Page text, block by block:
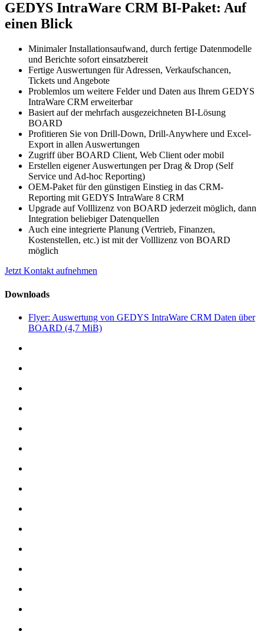
GEDYS IntraWare CRM BI-Paket: Auf
einen Blick
Minimaler Installationsaufwand, durch fertige Datenmodelle
und Berichte sofort einsatzbereit
Fertige Auswertungen für Adressen, Verkaufschancen,
Tickets und Angebote
Problemlos um weitere Felder und Daten aus Ihrem GEDYS
IntraWare CRM erweiterbar
Basiert auf der mehrfach ausgezeichneten BI-Lösung
BOARD
Profitieren Sie von Drill-Down, Drill-Anywhere und Excel-
Export in allen Auswertungen
Zugriff über BOARD Client, Web Client oder mobil
Erstellen eigener Auswertungen per Drag & Drop (Self
Service und Ad-hoc Reporting)
OEM-Paket für den günstigen Einstieg in das CRM-
Reporting mit GEDYS IntraWare 8 CRM
Upgrade auf Volllizenz von BOARD jederzeit möglich, dann
Integration beliebiger Datenquellen
Auch eine integrierte Planung (Vertrieb, Finanzen,
Kostenstellen, etc.) ist mit der Volllizenz von BOARD
möglich
Jetzt Kontakt aufnehmen
Downloads
Flyer: Auswertung von GEDYS IntraWare CRM Daten über
BOARD (4,7 MiB)